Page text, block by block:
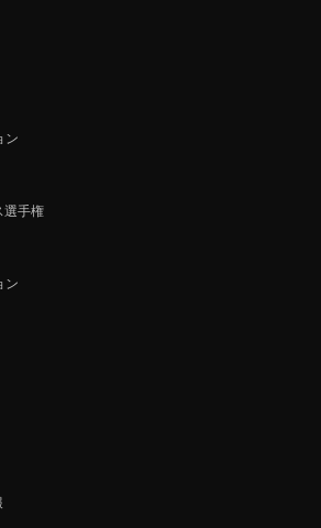
ン
選手権
ン